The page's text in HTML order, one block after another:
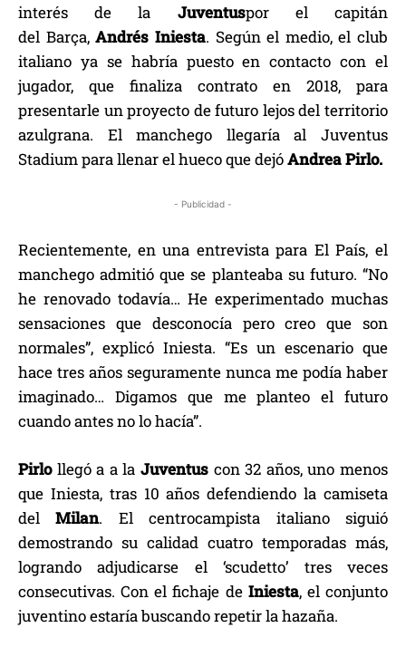
interés de la Juventuspor el capitán
del Barça,Andrés Iniesta. Según el medio, el club
italiano ya se habría puesto en contacto con el
jugador, que finaliza contrato en 2018, para
presentarle un proyecto de futuro lejos del territorio
azulgrana. El manchego llegaría al Juventus
Stadium para llenar el hueco que dejóAndrea Pirlo.
- Publicidad -
Recientemente, en una entrevista para El País, el
manchego admitió que se planteaba su futuro. “No
he renovado todavía… He experimentado muchas
sensaciones que desconocía pero creo que son
normales”, explicó Iniesta. “Es un escenario que
hace tres años seguramente nunca me podía haber
imaginado… Digamos que me planteo el futuro
cuando antes no lo hacía”.
Pirlollegó a a la Juventus con 32 años, uno menos
que Iniesta, tras 10 años defendiendo la camiseta
delMilan. El centrocampista italiano siguió
demostrando su calidad cuatro temporadas más,
logrando adjudicarse el ‘scudetto’ tres veces
consecutivas. Con el fichaje de Iniesta, el conjunto
juventino estaría buscando repetir la hazaña.